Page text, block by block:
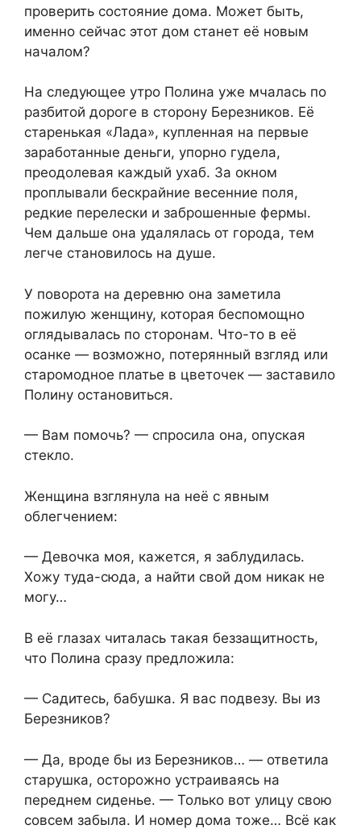
проверить состояние дома. Может быть,
именно сейчас этот дом станет её новым
началом?
На следующее утро Полина уже мчалась по
разбитой дороге в сторону Березников. Её
старенькая «Лада», купленная на первые
заработанные деньги, упорно гудела,
преодолевая каждый ухаб. За окном
проплывали бескрайние весенние поля,
редкие перелески и заброшенные фермы.
Чем дальше она удалялась от города, тем
легче становилось на душе.
У поворота на деревню она заметила
пожилую женщину, которая беспомощно
оглядывалась по сторонам. Что-то в её
осанке — возможно, потерянный взгляд или
старомодное платье в цветочек — заставило
Полину остановиться.
— Вам помочь? — спросила она, опуская
стекло.
Женщина взглянула на неё с явным
облегчением:
— Девочка моя, кажется, я заблудилась.
Хожу туда-сюда, а найти свой дом никак не
могу…
В её глазах читалась такая беззащитность,
что Полина сразу предложила:
— Садитесь, бабушка. Я вас подвезу. Вы из
Березников?
— Да, вроде бы из Березников… — ответила
старушка, осторожно устраиваясь на
переднем сиденье. — Только вот улицу свою
совсем забыла. И номер дома тоже… Всё как